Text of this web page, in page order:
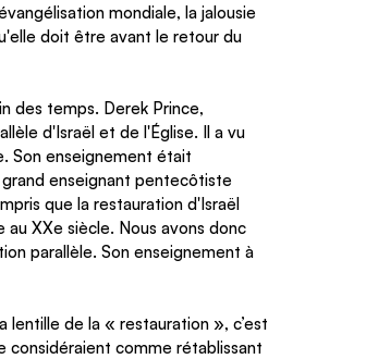
mondiale, la jalousie
doit être avant le retour du
des temps. Derek Prince,
d'Israël et de l'Église. Il a vu
Son enseignement était
enseignant pentecôtiste
que la restauration d'Israël
XXe siècle. Nous avons donc
parallèle. Son enseignement à
lentille de la « restauration », c’est
considéraient comme rétablissant